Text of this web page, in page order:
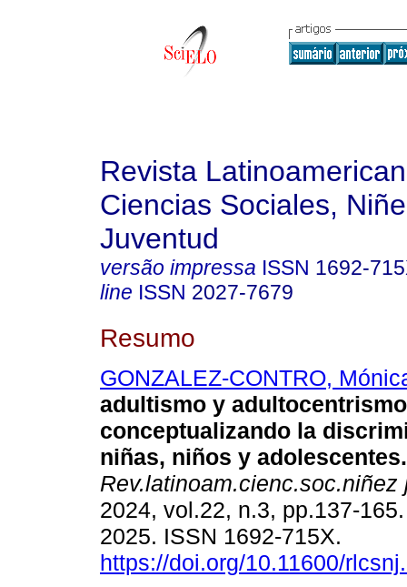
Revista
Ciencias Sociales,
Juventud
versão impressa ISSN 1692-
line ISSN 2027-7679
Resumo
GONZALEZ-CONTRO,
adultismo y
conceptualizando la
niñas, niños y adolescentes.
Rev.latinoam.cienc.soc.niñez
2024, vol.22, n.3, pp.137-
2025. ISSN 1692-715X.
https://doi.org/10.11600/